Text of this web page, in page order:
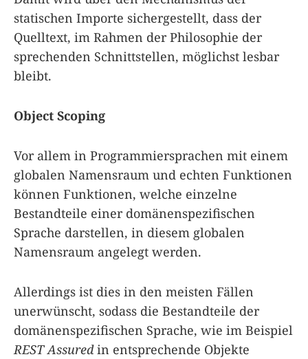
statischen Importe sichergestellt, dass der
Quelltext, im Rahmen der Philosophie der
sprechenden Schnittstellen, möglichst lesbar
bleibt.
Object Scoping
Vor allem in Programmiersprachen mit einem
globalen Namensraum und echten Funktionen
können Funktionen, welche einzelne
Bestandteile einer domänenspezifischen
Sprache darstellen, in diesem globalen
Namensraum angelegt werden.
Allerdings ist dies in den meisten Fällen
unerwünscht, sodass die Bestandteile der
domänenspezifischen Sprache, wie im Beispiel
REST Assuredin entsprechende Objekte